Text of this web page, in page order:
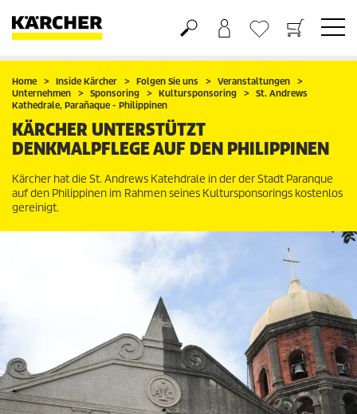
Warenkorb
Wunschliste
Home Inside Kärcher Folgen Sie uns
Veranstaltungen
Unternehmen
Sponsoring Kultursponsoring
St. Andrews
Kathedrale, Parañaque - Philippinen
KÄRCHER UNTERSTÜTZT
DENKMALPFLEGE AUF DEN PHILIPPINEN
Kärcher hat die St. Andrews Katehdrale in der der Stadt Paranque
auf den Philippinen im Rahmen seines Kultursponsorings kostenlos
gereinigt.